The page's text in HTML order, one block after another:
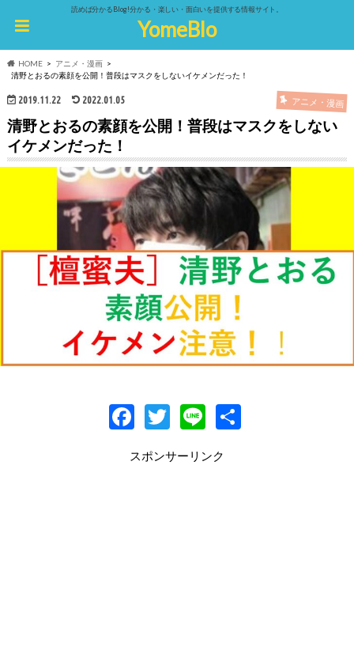
読めば分かるBlog!分かる・楽しい・面白いを提供する情報サイト。
YomeBlo
HOME
アニメ・漫画
清野とおるの素顔を公開！普段はマスクをしないイケメンだった！
2019.11.22 2022.01.05 アニメ・漫画
清野とおるの素顔を公開！普段はマスクをしない
イケメンだった！
F
e
T
itt
Li
e
共
スポンサーリンク